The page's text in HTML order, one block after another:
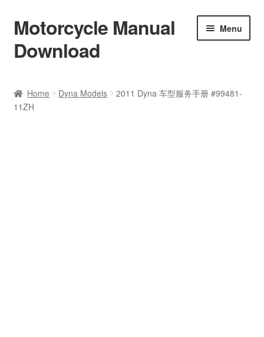
Skip
to
navigation
Skip
to
content
Motorcycle Manual
Download
Menu
Shop
Home Dyna Models
2011 Dyna 车型服务手册 #99481-
11ZH